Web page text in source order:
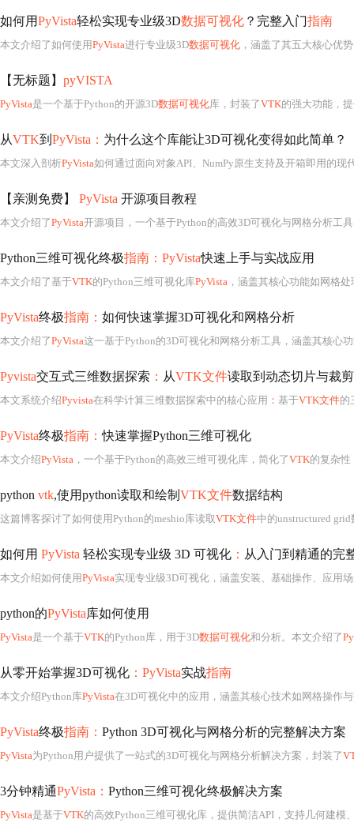
如何用PyVista轻松实现专业级3D数据可视化 ？完整入门指南
本文介绍了如何使用PyVista进行专业级3D数据可视化 ，涵盖了其五大核心优势、
【无标题】 pyVISTA
PyVista是一个基于Python的开源3D数据可视化库，封装了VTK的强大功能，提
从VTK到 PyVista： 为什么这个库能让3D可视化变得如此简单？
本文深入剖析PyVista如何通过面向对象API、NumPy原生支持及开箱即用的现
【亲测免费】 PyVista 开源项目教程
本文介绍了PyVista开源项目，一个基于Python的高效3D可视化与网格分析工
Python三维可视化终极指南：PyVista快速上手与实战应用
本文介绍了基于VTK的Python三维可视化库PyVista ，涵盖其核心功能如网格处理、渲染效果与交互操作，并提供安装配置
PyVista终极指南： 如何快速掌握3D可视化和网格分析
本文介绍了PyVista这一基于Python的3D可视化和网格分析工具，涵盖其核心功能如数据加载、过滤器系统、绘图及体积渲染，并展
Pyvista交互式三维数据探索 ： 从VTK文件读取到动态切片与裁
本文系统介绍Pyvista在科学计算三维数据探索中的核心应用 ： 基于VTK文件的三维网格与标量
PyVista终极指南：快速掌握Python三维可视化
本文介绍PyVista ，一个基于Python的高效三维可视化库，简化了VTK的复杂性，适用于科学计
python vtk,使用python读取和绘制 VTK文件数据结构
这篇博客探讨了如何使用Python的meshio库读取VTK文件中的unstructured
如何用 PyVista 轻松实现专业级 3D 可视化 ： 从入门到精通的完
本文介绍如何使用PyVista实现专业级3D可视化，涵盖安装、基础操作、应用
python的PyVista库如何使用
PyVista是一个基于VTK的Python库，用于3D数据可视化和分析。本文介绍了
从零开始掌握3D可视化 ：PyVista实战指南
本文介绍Python库PyVista在3D可视化中的应用，涵盖其核心技术如网格操作与交互式渲染，典型应用场景包括地质、医学和
PyVista终极指南： Python 3D可视化与网格分析的完整解决方案
PyVista为Python用户提供了一站式的3D可视化与网格分析解决方案，封装了
3分钟精通PyVista： Python三维可视化终极解决方案
PyVista是基于VTK的高效Python三维可视化库，提供简洁API，支持几何建模